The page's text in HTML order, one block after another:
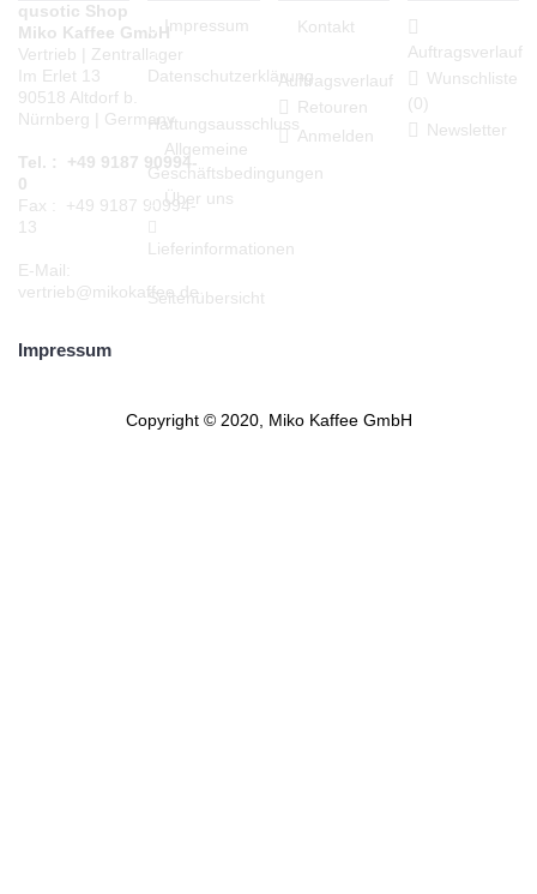
qusotic Shop
Miko Kaffee GmbH
Vertrieb | Zentrallager
Im Erlet 13
90518 Altdorf b.
Nürnberg | Germany
Tel. : +49 9187 90994-
0
Fax : +49 9187 90994-
13
E-Mail:
vertrieb@mikokaffee.de
Impressum
Datenschutzerklärung
Haftungsausschluss
Allgemeine
Geschäftsbedingungen
Über uns
Lieferinformationen
Seitenübersicht
Kontakt
Auftragsverlauf
Retouren
Anmelden
Auftragsverlauf
Wunschliste
(0)
Newsletter
Impressum
Copyright © 2020, Miko Kaffee GmbH